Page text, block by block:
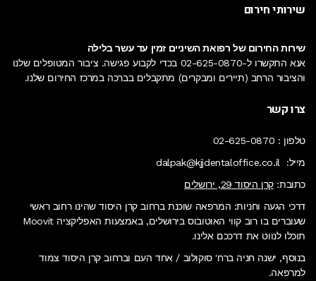
שירותי חירום
שירות החירום של רפואת השיניים זמין עד עשר בלילה
אנא התקשרו ל-02-625-0870 בכדי לקבוע פגישה. ציבור המטופלים שלנו
והציבור הרחב (תיירים ומבקרים) מתקבלים בברכהבמרכז החירום שלנו.
צרו קשר
טלפון : 02-625-0870
מייל:
dalpak@kjjdentaloffice.co.il
כתובת:קרן היסוד 29, ירושלים
דרכי הגעה וחניות: המרפאה שוכנת ברחוב קרן היסוד שהינו רחוב ראשי
שעוברים בו רוב קווי האוטובוס בירושלים, באמצעות האפליקציה Moovit
תוכלו לנווט את דרככם אלינו.
בנוסף, ישנה חניה ברח' סוקולוב / אחד העם וברחוב קרן היסוד צמוד
למרפאה.